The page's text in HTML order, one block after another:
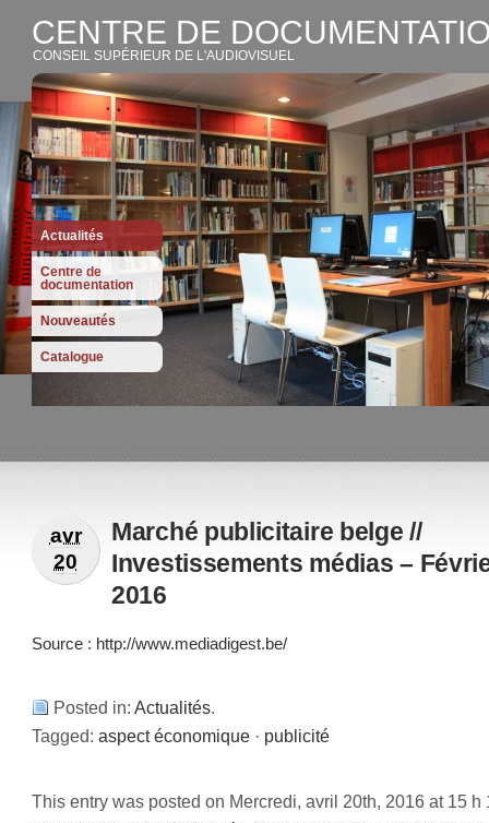
CENTRE DE
CONSEIL SUPÉRIEUR DE L'AUDIOVISUEL
Actualités
Centre de
documentation
Nouveautés
Catalogue
avr
20
Marché publicitaire belge //
Investissements médias –
2016
Source : http://www.mediadigest.be/
Posted in: Actualités.
Tagged: aspect économique · publicité
This entry was posted on Mercredi, avril 20th, 2016 at 15 h